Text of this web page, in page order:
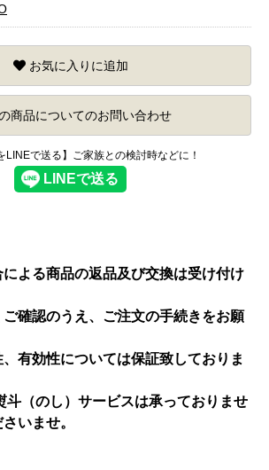
お気に入りに追加
商品についてのお問い合わせ
LINEで送る】ご家族との検討時などに！
よる商品の返品及び交換は受け付け
確認のうえ、ご注文の手続きをお願
有効性については保証致しておりま
（のし）サービスは承っておりませ
いませ。